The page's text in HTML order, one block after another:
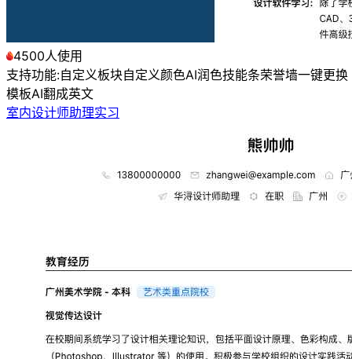
4500人使用
支持功能:自定义板块自定义颜色AI润色技能条荣誉墙一键更换
模板AI翻成英文
室内设计师助理实习